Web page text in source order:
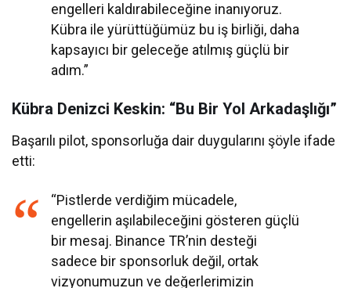
engelleri kaldırabileceğine inanıyoruz.
Kübra ile yürüttüğümüz bu iş birliği, daha
kapsayıcı bir geleceğe atılmış güçlü bir
adım.”
Kübra Denizci Keskin: “Bu Bir Yol Arkadaşlığı”
Başarılı pilot, sponsorluğa dair duygularını şöyle ifade
etti:
“Pistlerde verdiğim mücadele,
engellerin aşılabileceğini gösteren güçlü
bir mesaj. Binance TR’nin desteği
sadece bir sponsorluk değil, ortak
vizyonumuzun ve değerlerimizin